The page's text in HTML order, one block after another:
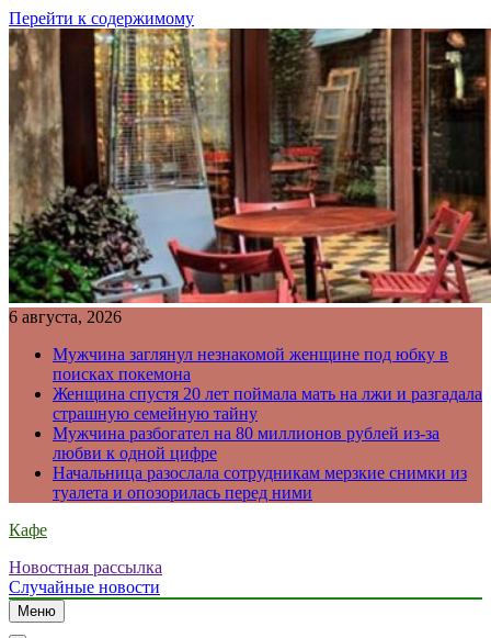
Перейти к содержимому
6 августа, 2026
Мужчина заглянул незнакомой женщине под юбку в
поисках покемона
Женщина спустя 20 лет поймала мать на лжи и разгадала
страшную семейную тайну
Мужчина разбогател на 80 миллионов рублей из-за
любви к одной цифре
Начальница разослала сотрудникам мерзкие снимки из
туалета и опозорилась перед ними
Кафе
Новостная рассылка
Случайные новости
Меню